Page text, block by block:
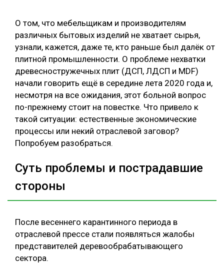
МЕБЕЛЬНОЕ ПРОИЗВОДСТВО
О том, что мебельщикам и производителям
различных бытовых изделий не хватает сырья,
узнали, кажется, даже те, кто раньше был далёк от
плитной промышленности. О проблеме нехватки
древесностружечных плит (ДСП, ЛДСП и MDF)
начали говорить ещё в середине лета 2020 года и,
несмотря на все ожидания, этот больной вопрос
по-прежнему стоит на повестке. Что привело к
такой ситуации: естественные экономические
процессы или некий отраслевой заговор?
Попробуем разобраться.
Суть проблемы и пострадавшие
стороны
После весеннего карантинного периода в
отраслевой прессе стали появляться жалобы
представителей деревообрабатывающего
сектора.